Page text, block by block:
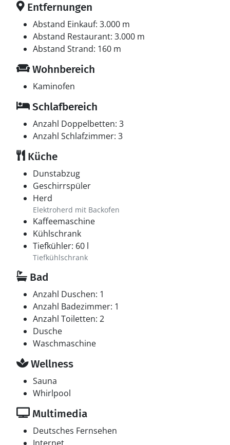
Entfernungen
Abstand Einkauf: 3.000 m
Abstand Restaurant: 3.000 m
Abstand Strand: 160 m
Wohnbereich
Kaminofen
Schlafbereich
Anzahl Doppelbetten: 3
Anzahl Schlafzimmer: 3
Küche
Dunstabzug
Geschirrspüler
Herd
Elektroherd mit Backofen
Kaffeemaschine
Kühlschrank
Tiefkühler: 60 l
Tiefkühlschrank
Bad
Anzahl Duschen: 1
Anzahl Badezimmer: 1
Anzahl Toiletten: 2
Dusche
Waschmaschine
Wellness
Sauna
Whirlpool
Multimedia
Deutsches Fernsehen